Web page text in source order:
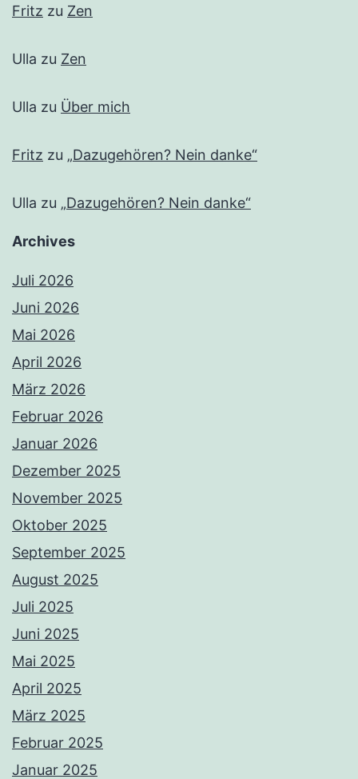
Fritz zu Zen
Ulla zu Zen
Ulla zu Über mich
Fritz zu „Dazugehören? Nein danke“
Ulla zu „Dazugehören? Nein danke“
Archives
Juli 2026
Juni 2026
Mai 2026
April 2026
März 2026
Februar 2026
Januar 2026
Dezember 2025
November 2025
Oktober 2025
September 2025
August 2025
Juli 2025
Juni 2025
Mai 2025
April 2025
März 2025
Februar 2025
Januar 2025